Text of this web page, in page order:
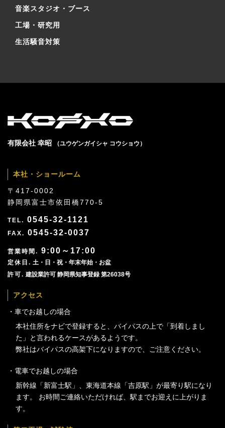
音楽スタジオ・ブース
工場・研究用
生活騒音対策
有限会社 幸昭 （ユウゲンガイシャ コウショウ）
本社・ショールーム
〒417-0002
静岡県富士市依田橋770-5
0545-32-1121
0545-32-0037
9:00～17:00
土・日・祝・年末年始・お盆
建設業許可 静岡県知事登録 第26038号
アクセス
車でお越しの場合
本社住所をナビで登録すると、バイパスの上で「到着しまし
た」と言われるケースがあるようです。
弊社はバイパスの高架下になりますので、ご注意ください。
電車でお越しの場合
新幹線「新富士駅」、東海道本線「吉原駅」が最寄り駅になり
ます。 お時間ご連絡いただければ、駅までお迎えに上がりま
す。